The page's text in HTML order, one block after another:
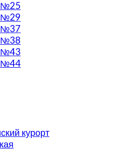
№25
№29
№37
№38
№43
№44
курорт